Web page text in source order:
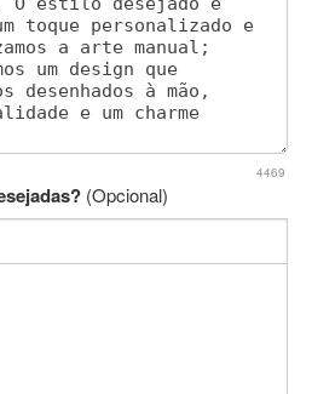
4469
(Opcional)